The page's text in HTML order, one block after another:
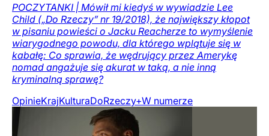
POCZYTANKI | Mówił mi kiedyś w wywiadzie Lee
Child („Do Rzeczy” nr 19/2018), że największy kłopot
w pisaniu powieści o Jacku Reacherze to wymyślenie
wiarygodnego powodu, dla którego wplątuje się w
kabałę: Co sprawia, że wędrujący przez Amerykę
nomad angażuje się akurat w taką, a nie inną
kryminalną sprawę?
OpinieKrajKulturaDoRzeczy+W numerze